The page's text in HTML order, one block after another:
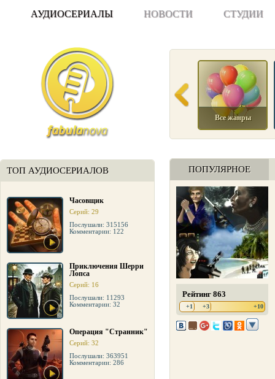
АУДИОСЕРИАЛЫ НОВОСТИ СТУДИИ
ТОП АУДИОСЕРИАЛОВ
Часовщик
Серий: 29
Послушали: 315156
Комментарии: 122
Приключения Шерри
Лопса
Серий: 16
Послушали: 11293
Комментарии: 32
Операция "Странник"
Серий: 32
Послушали: 363951
Комментарии: 286
Все жанры
ПОПУЛЯРНОЕ
Рейтинг 863
+1 +3 +10